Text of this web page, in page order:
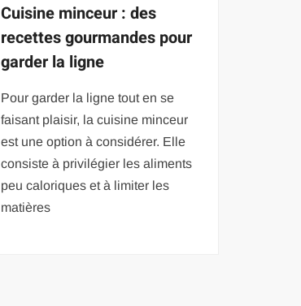
Cuisine minceur : des
recettes gourmandes pour
garder la ligne
Pour garder la ligne tout en se
faisant plaisir, la cuisine minceur
est une option à considérer. Elle
consiste à privilégier les aliments
peu caloriques et à limiter les
matières